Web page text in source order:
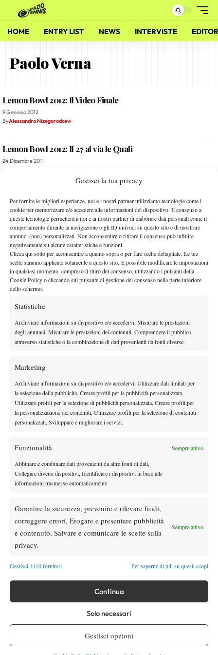
Gestisci la tua privacy
Per fornire le migliori esperienze, noi e i nostri partner utilizziamo tecnologie come i
cookie per memorizzare e/o accedere alle informazioni del dispositivo. Il consenso a
queste tecnologie permetterà a noi e ai nostri partner di elaborare dati personali come il
comportamento durante la navigazione o gli ID univoci su questo sito e di mostrare
annunci (non) personalizzati. Non acconsentire o ritirare il consenso può influire
negativamente su alcune caratteristiche e funzioni.
Clicca qui sotto per acconsentire a quanto sopra o per fare scelte dettagliate. Le tue
scelte saranno applicate solamente a questo sito. È possibile modificare le impostazioni
in qualsiasi momento, compreso il ritiro del consenso, utilizzando i pulsanti della
Cookie Policy o cliccando sul pulsante di gestione del consenso nella parte inferiore
dello schermo.
Statistiche
Archiviare informazioni su dispositivo e/o accedervi, Misurare le prestazioni
degli annunci, Misurare le prestazioni dei contenuti, Comprendere il pubblico
attraverso statistiche o la combinazione di dati provenienti da fonti diverse.
Marketing
Archiviare informazioni su dispositivo e/o accedervi, Utilizzare dati limitati per
la selezione della pubblicità, Creare profili per la pubblicità personalizzata,
Utilizzare profili per la selezione di pubblicità personalizzata, Creare profili per
la personalizzazione dei contenuti, Utilizzare profili per la selezione di contenuti
personalizzati, Sviluppare e migliorare i servizi.
Funzionalità Sempre attivo
Abbinare e combinare dati provenienti da altre fonti di dati,
Collegare diversi dispositivi, Identificare i dispositivi in base alle
informazioni trasmesse automaticamente.
Garantire la sicurezza, prevenire e rilevare frodi,
correggere errori, Erogare e presentare pubblicità
e contenuto, Salvare e comunicare le scelte sulla
privacy.
Sempre attivo
Gestisci 1410 fornitori Per saperne di più su questi scopi
Continua
Solo necessari
Gestisci opzioni
HOME ENTRY LIST NEWS INTERVISTE
Paolo Verna
Lemon Bowl 2012: Il Video Finale
9 Gennaio 2012
ByAlessandro Nizegorodcew
Lemon Bowl 2012: Il 27 al via le Quali
24 Dicembre 2011
By
Spazio Tennis: La Replica della Puntata n.95
18 Dicembre 2011
Redazione
Spazio Tennis: La Scaletta della Puntata n.95
17 Dicembre 2011
Instagram
Testata giornalisticaSpazio Tennisregistrata Aut-Trib Milano n°
10268 del 15/09/2025
Direttore Responsabile: Alessandro Nizegorodcew
HOME
WTA
CHALLENGER